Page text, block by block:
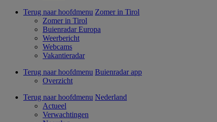
Terug naar hoofdmenu Zomer in Tirol
Zomer in Tirol
Buienradar Europa
Weerbericht
Webcams
Vakantieradar
Terug naar hoofdmenu Buienradar app
Overzicht
Terug naar hoofdmenu Nederland
Actueel
Verwachtingen